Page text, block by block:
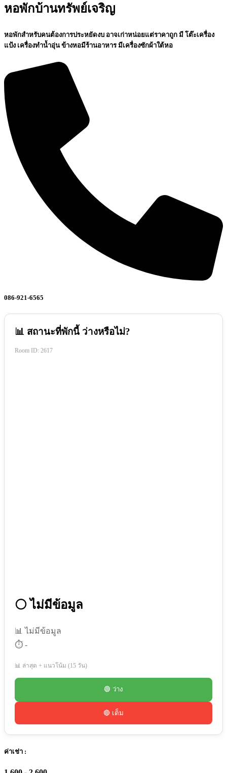
หอพักบ้าน​ทรัพย์​เจริญ
หอพัก​สำหรับ​คนต้องการประหยัด​งบ อาจเก่าหน่อยแต่ราคาถูก มี โต๊ะ​เครื่อง​
แป้ง เครื่องทำน้ำอุ่น ข้างหอมีร้านอาหาร มีเครื่องซัก​ผ้าใต้หอ
086-921-6565
📊 สถานะที่พักนี้ ว่างหรือไม่?
Room ID: 2617
⚪ ไม่มีข้อมูล
📊 ไม่มีข้อมูล
⏱️ -
📊 ล่าสุด + แนวโน้ม (15 วัน)
🟢 ว่าง
🔴 เต็ม
ค่าเช่า :